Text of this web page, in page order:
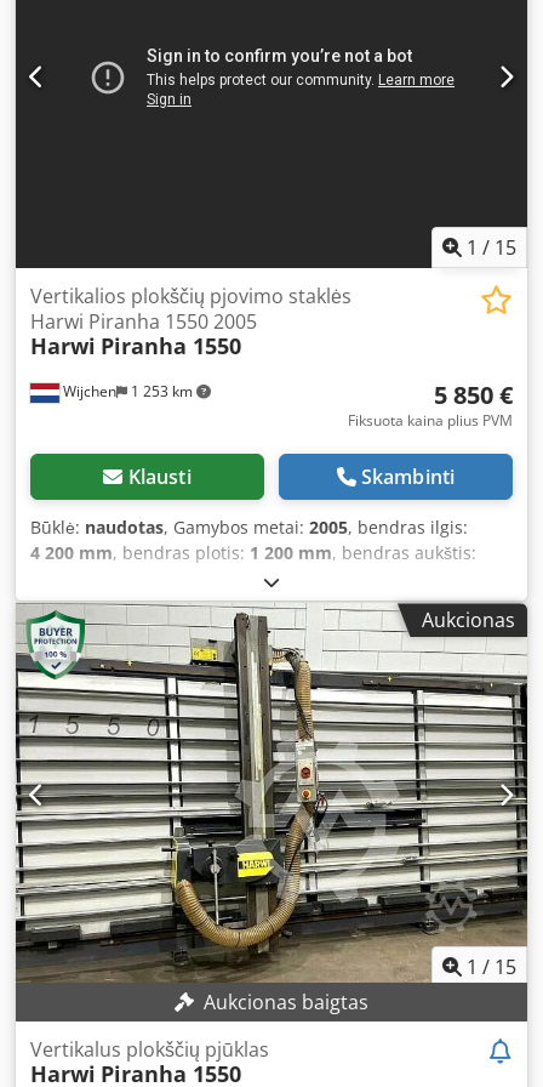
1 / 15
Wijchen 1 253 km
Vertikalios plokščių pjovimo staklės
Harwi Piranha 1550 2005
Harwi Piranha 1550
5 850 €
Fiksuota kaina plius PVM
Klausti Skambinti
Būklė: naudotas, Gamybos metai: 2005, bendras ilgis:
4 200 mm, bendras plotis: 1 200 mm, bendras aukštis:
, Spalva: pilka Svoris: 485 kg - Pagaminimo metai:
2005 - Dokumentacija prieinama: Ne - CE ženklinimas: Taip
- CE sertifikatas: Ne - Serijos numeris: 25005630 - Maks.
pjovimo aukštis horizontaliai [mm]: 1550 - Maks. pjovimo
plotis [mm]: 3300 - Maks. pjovimo gylis [mm]: 55 - Min.
pjūklo disko skersmuo [mm]: 250 - Maks. pjūklo disko
skersmuo [mm]: 250 - Disko tvirtinimo skylės skersmuo
[mm]: 30 - Horizontali pjovimo funkcija: Taip - Vertikali
pjovimo funkcija: Taip - Įtampa [V]: 400 - Srovės
suvartojimas [A]: 6,6 - Saugiklis [A]: 16 - Galia [kW]: 3,0 -
Transportavimo matmenys: 4200 mm x 1200 mm x 2450
mm (i x p x a) - Transportavimo svoris [kg]: 485 kg -
Transportavimo pakuočių sk.: 1 Finansinė informacija PVM:
Nurodyta kaina be PVM Dodpfxozh Ikqo Alyjck PVM /
Maržos apmokestinimas: PVM atskaitomas verslui
Pristatymas ir išperkamasis keitimas visada galimi bet
kokiems pramonės sektoriaus įrenginiams Yorick Diebels
Aukcionas
1 / 15
Aukcionas baigtas
Vertikalus plokščių pjūklas
Harwi Piranha 1550